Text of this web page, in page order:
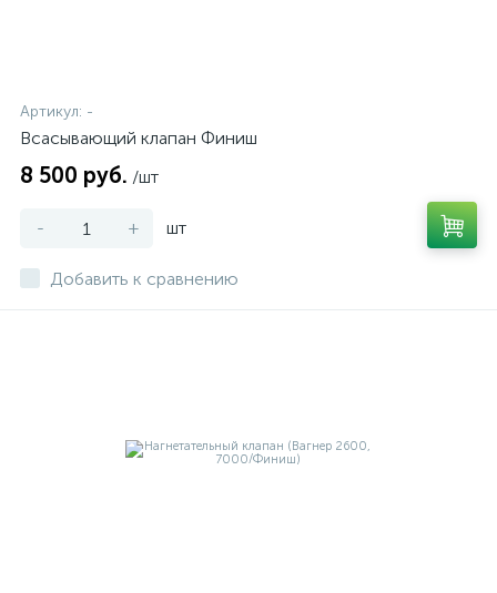
Артикул: -
Всасывающий клапан Финиш
8 500 руб. /шт
- + шт
Добавить к сравнению